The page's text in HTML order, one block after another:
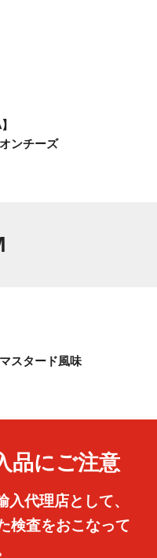
ンチーズ
スタード風味
品にご注意
代理店として、
検査をおこなって